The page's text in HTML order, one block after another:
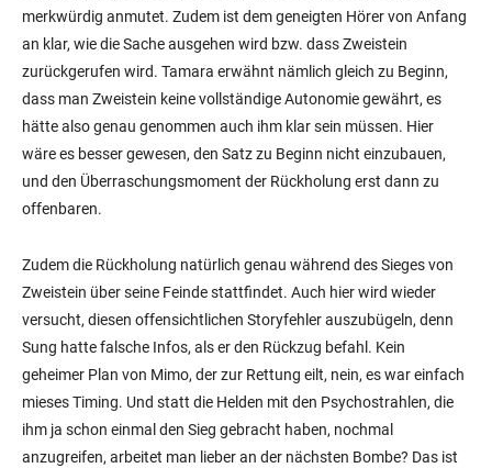
merkwürdig anmutet. Zudem ist dem geneigten Hörer von Anfang
an klar, wie die Sache ausgehen wird bzw. dass Zweistein
zurückgerufen wird. Tamara erwähnt nämlich gleich zu Beginn,
dass man Zweistein keine vollständige Autonomie gewährt, es
hätte also genau genommen auch ihm klar sein müssen. Hier
wäre es besser gewesen, den Satz zu Beginn nicht einzubauen,
und den Überraschungsmoment der Rückholung erst dann zu
offenbaren.
Zudem die Rückholung natürlich genau während des Sieges von
Zweistein über seine Feinde stattfindet. Auch hier wird wieder
versucht, diesen offensichtlichen Storyfehler auszubügeln, denn
Sung hatte falsche Infos, als er den Rückzug befahl. Kein
geheimer Plan von Mimo, der zur Rettung eilt, nein, es war einfach
mieses Timing. Und statt die Helden mit den Psychostrahlen, die
ihm ja schon einmal den Sieg gebracht haben, nochmal
anzugreifen, arbeitet man lieber an der nächsten Bombe? Das ist